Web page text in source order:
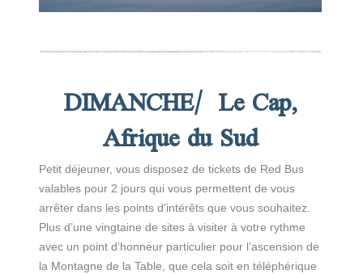
DIMANCHE/ Le Cap,
Afrique du Sud
Petit déjeuner, vous disposez de tickets de Red Bus
valables pour 2 jours qui vous permettent de vous
arrêter dans les points d’intérêts que vous souhaitez.
Plus d’une vingtaine de sites à visiter à votre rythme
avec un point d’honneur particulier pour l’ascension de
la Montagne de la Table, que cela soit en téléphérique